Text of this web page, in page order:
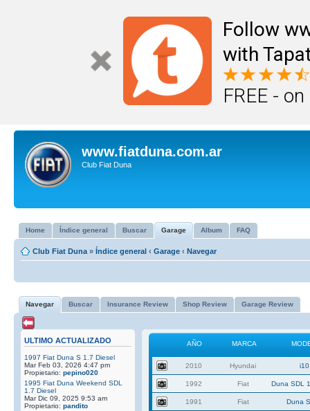
Follow
with
FREE -
www.fiatduna.com.ar
Club Fiat Duna
Home Índice general Buscar Garage Album FAQ
Club Fiat Duna » Índice general ‹ Garage ‹ Navegar
Navegar Buscar Insurance Review Shop Review Garage Review
ULTIMO ACTUALIZADO
1997 Fiat Duna S 1.7 Diesel
Mar Feb 03, 2026 4:47 pm
Propietario: pepino020
1995 Fiat Duna Weekend SDL
1.7 Diesel
Mar Dic 09, 2025 9:53 am
Propietario: pandito
AÑO MARCA
2010 Hyundai i10
1992 Fiat Duna SDL
1991 Fiat Duna